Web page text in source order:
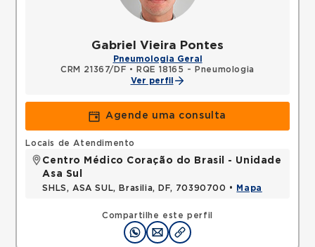
Gabriel Vieira Pontes
Pneumologia Geral
CRM 21367/DF •
RQE 18165 - Pneumologia
Ver perfil
Agende uma consulta
Compartilhe este perfil
Locais de Atendimento
Centro Médico Coração do Brasil - Unidade
Asa Sul
SHLS, ASA SUL, Brasilia, DF, 70390700 • Mapa